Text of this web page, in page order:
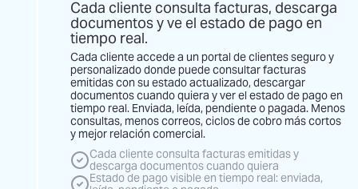
Cada cliente consulta facturas, descarga
documentos y ve el estado de pago en
tiempo real.
Cada cliente accede a un portal de clientes seguro y
personalizado donde puede consultar facturas
emitidas con su estado actualizado, descargar
documentos cuando quiera y ver el estado de pago en
tiempo real. Enviada, leída, pendiente o pagada. Menos
consultas, menos correos, ciclos de cobro más cortos
y mejor relación comercial.
Cada cliente consulta facturas emitidas y
descarga documentos cuando quiera
Estado de pago visible en tiempo real: enviada,